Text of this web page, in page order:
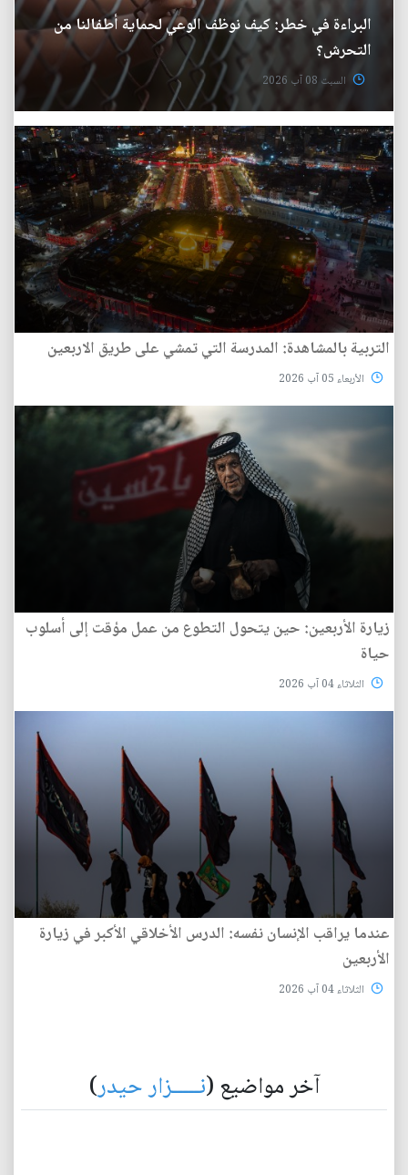
البراءة في خطر: كيف نوظف الوعي لحماية أطفالنا من
التحرش؟
السبت 08 آب 2026
التربية بالمشاهدة: المدرسة التي تمشي على طريق الاربعين
الأربعاء 05 آب 2026
زيارة الأربعين: حين يتحول التطوع من عمل مؤقت إلى أسلوب
حياة
الثلاثاء 04 آب 2026
عندما يراقب الإنسان نفسه: الدرس الأخلاقي الأكبر في زيارة
الأربعين
الثلاثاء 04 آب 2026
آخر مواضيع (نـــــزار حيدر)